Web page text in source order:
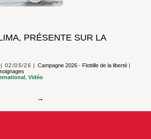
PRÉSENTE SUR LA
02/05/26 Campagne 2026 - Flottille de la liberté |
Vidéo